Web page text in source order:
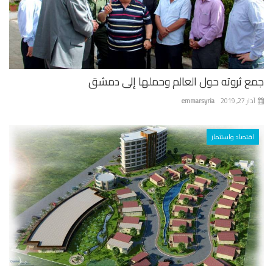
ثروته حول العالم وحملها إلى دمشق
emmarsyria 27, 2019
اقتصاد واستثمار